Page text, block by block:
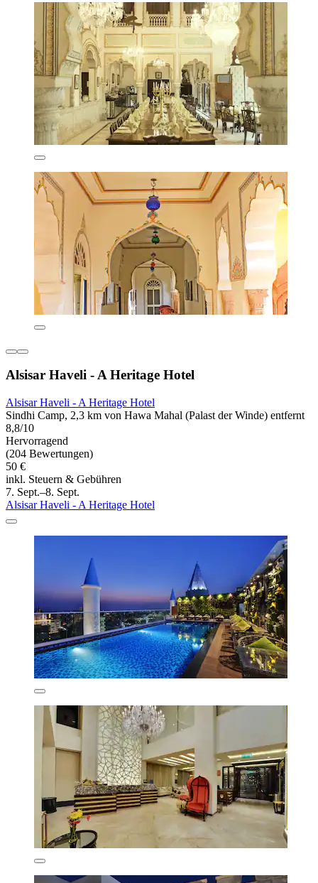
Alsisar Haveli - A Heritage Hotel
Alsisar Haveli - A Heritage Hotel
Sindhi Camp, 2,3 km von Hawa Mahal (Palast der Winde) entfernt
8,8/10
Hervorragend
(204 Bewertungen)
50 €
inkl. Steuern & Gebühren
7. Sept.–8. Sept.
Alsisar Haveli - A Heritage Hotel